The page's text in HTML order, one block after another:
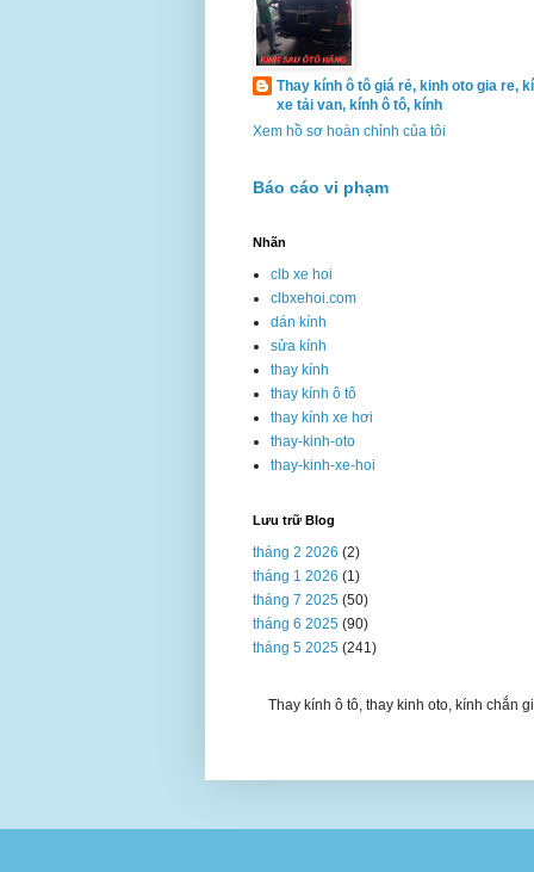
Thay kính ô tô giá rẻ, kinh oto gia re,
xe tải van, kính ô tô, kính
Xem hồ sơ hoàn chỉnh của tôi
Báo cáo vi phạm
Nhãn
clb xe hoi
clbxehoi.com
dán kính
sửa kính
thay kính
thay kính ô tô
thay kính xe hơi
thay-kinh-oto
thay-kinh-xe-hoi
Lưu trữ Blog
tháng 2 2026 (2)
tháng 1 2026 (1)
tháng 7 2025(50)
tháng 6 2025(90)
tháng 5 2025(241)
Thay kính ô tô, thay kinh oto, kính chắn